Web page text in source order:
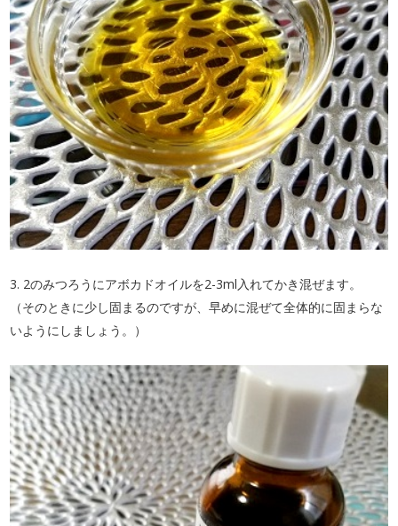
3. 2のみつろうにアボカドオイルを2-3ml入れてかき混ぜます。
（そのときに少し固まるのですが、早めに混ぜて全体的に固まらな
いようにしましょう。）